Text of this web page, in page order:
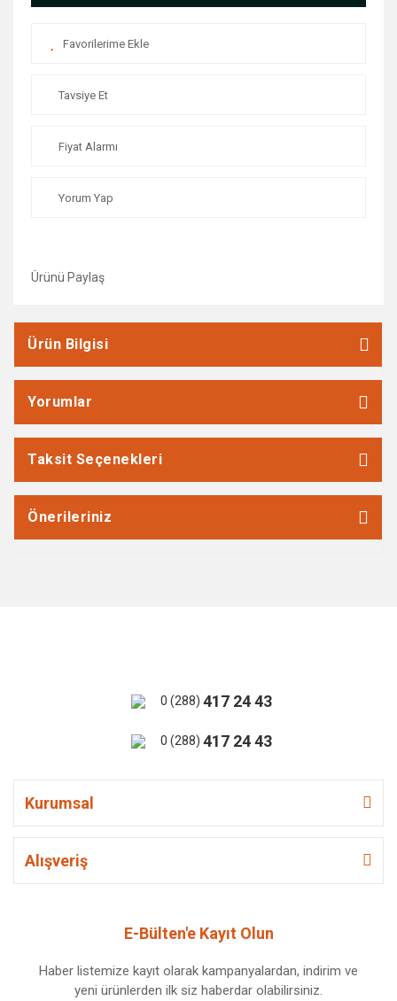
Tavsiye Et
Fiyat Alarmı
Yorum Yap
Ürünü Paylaş
Ürün Bilgisi
Yorumlar
Taksit Seçenekleri
Önerileriniz
0 (288) 417 24 43
0 (288) 417 24 43
Kurumsal
Alışveriş
E-Bülten'e Kayıt Olun
Haber listemize kayıt olarak kampanyalardan, indirim ve
yeni ürünlerden ilk siz haberdar olabilirsiniz.